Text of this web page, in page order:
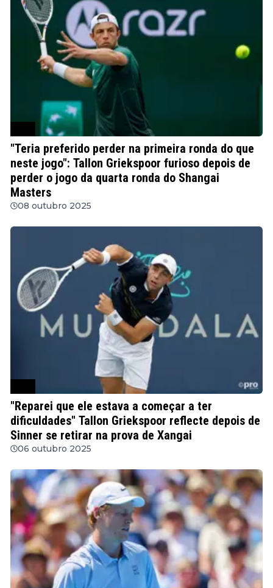
"Teria preferido perder na primeira ronda do que
neste jogo": Tallon Griekspoor furioso depois de
perder o jogo da quarta ronda do Shangai
Masters
08 outubro 2025
"Reparei que ele estava a começar a ter
dificuldades" Tallon Griekspoor reflecte depois de
Sinner se retirar na prova de Xangai
06 outubro 2025